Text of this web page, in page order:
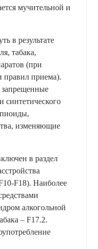
мучительной и
в результате
табака,
(при
правил приема).
синтетического
изменяющие
в раздел
F18). Наиболее
алкогольной
– F17.2.